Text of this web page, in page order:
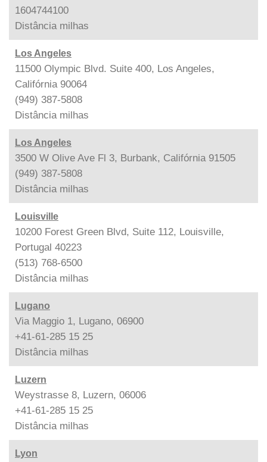
1604744100
Distância milhas
Los Angeles
11500 Olympic Blvd. Suite 400, Los Angeles,
Califórnia 90064
(949) 387-5808
Distância milhas
Los Angeles
3500 W Olive Ave Fl 3, Burbank, Califórnia 91505
(949) 387-5808
Distância milhas
Louisville
10200 Forest Green Blvd, Suite 112, Louisville,
Portugal 40223
(513) 768-6500
Distância milhas
Lugano
Via Maggio 1, Lugano, 06900
+41-61-285 15 25
Distância milhas
Luzern
Weystrasse 8, Luzern, 06006
+41-61-285 15 25
Distância milhas
Lyon